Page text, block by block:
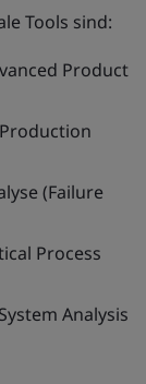
Tools sind:
Product
(Failure
Process
Analysis